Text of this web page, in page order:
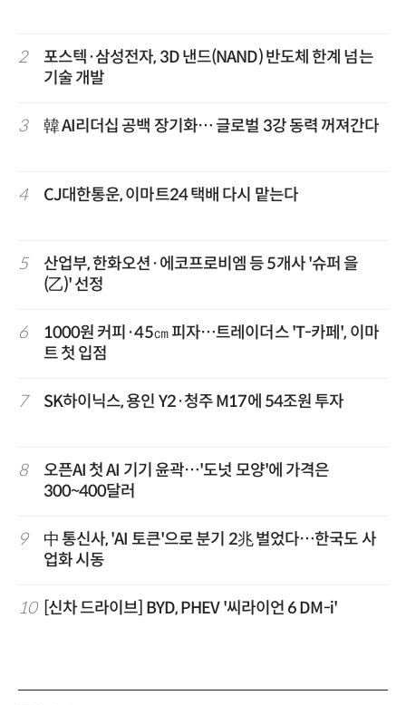
2
포스텍·삼성전자, 3D 낸드(NAND) 반도체 한계 넘는
기술 개발
3 韓 AI리더십 공백 장기화… 글로벌 3강 동력 꺼져간다
4 CJ대한통운, 이마트24 택배 다시 맡는다
5
산업부, 한화오션·에코프로비엠 등 5개사 '슈퍼 을
(乙)' 선정
6
1000원 커피·45㎝ 피자…트레이더스 'T-카페', 이마
트 첫 입점
7 SK하이닉스, 용인 Y2·청주 M17에 54조원 투자
8
오픈AI 첫 AI 기기 윤곽…'도넛 모양'에 가격은
300~400달러
9
中 통신사, 'AI 토큰'으로 분기 2兆 벌었다…한국도 사
업화 시동
10 [신차 드라이브] BYD, PHEV '씨라이언 6 DM-i'